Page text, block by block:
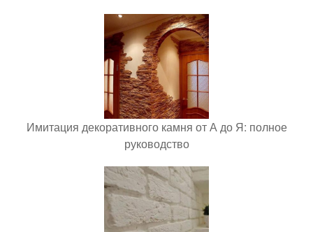
Имитация декоративного камня от А до Я: полное
руководство